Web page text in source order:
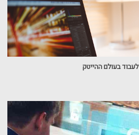
לעבוד בעולם ההייטק